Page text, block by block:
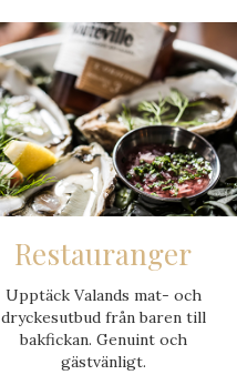
Restauranger
Upptäck Valands mat- och
dryckes­utbud från baren till
bakfickan. Genuint och
gästvänligt.